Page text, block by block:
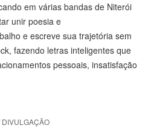
em várias bandas de Niterói
unir poesia e
e escreve sua trajetória sem
fazendo letras inteligentes que
pessoais, insatisfação
DIVULGAÇÃO